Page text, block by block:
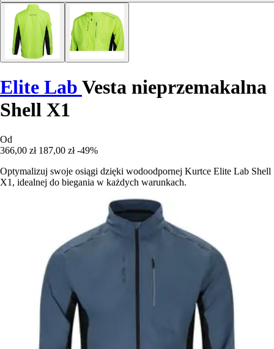
Elite Lab Vesta nieprzemakalna
Shell X1
Od
366,00 zł 187,00 zł -49%
Optymalizuj swoje osiągi dzięki wodoodpornej Kurtce Elite Lab Shell
X1, idealnej do biegania w każdych warunkach.